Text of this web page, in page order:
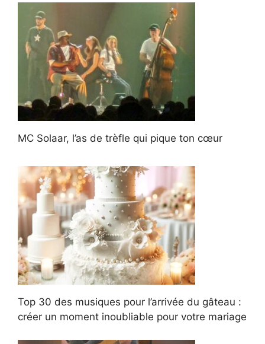
MC Solaar, l’as de trèfle qui pique ton cœur
Top 30 des musiques pour l’arrivée du gâteau :
créer un moment inoubliable pour votre mariage